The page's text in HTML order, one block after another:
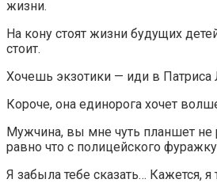
жизни.
На кону стоят жизни будущих
стоит.
Хочешь экзотики — иди в Патриса
Короче, она единорога хочет
Мужчина, вы мне чуть планшет не
равно что с полицейского фуражку
Я забыла тебе сказать… Кажется,